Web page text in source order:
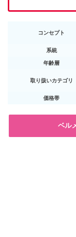
コンセプト
系統
年齢層
取り扱いカテゴリ
価格帯
ベル